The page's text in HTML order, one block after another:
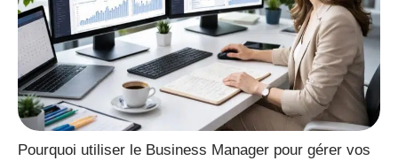
Pourquoi utiliser le Business Manager pour gérer vos